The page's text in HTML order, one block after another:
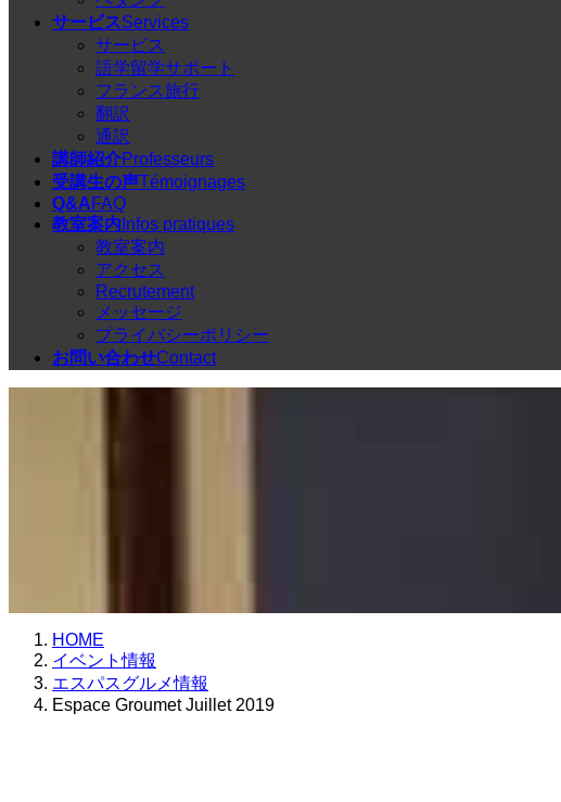
サービスServices
サービス
語学留学サポート
フランス旅行
翻訳
通訳
講師紹介Professeurs
受講生の声Témoignages
Q&AFAQ
教室案内 Infos pratiques
教室案内
アクセス
Recrutement
メッセージ
プライバシーポリシー
お問い合わせContact
HOME
イベント情報
エスパスグルメ情報
Espace Groumet Juillet 2019